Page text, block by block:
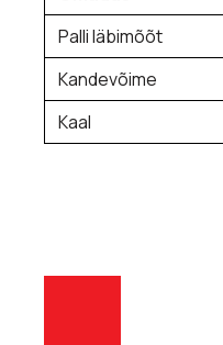
Palli läbimõõt
Kandevõime
Kaal